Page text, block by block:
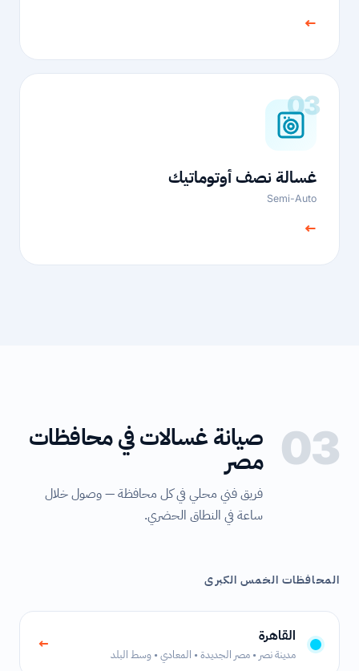
←
03
غسالة نصف أوتوماتيك
Semi-Auto
←
03 صيانة غسالات في محافظات
مصر
فريق فني محلي في كل محافظة — وصول خلال
ساعة في النطاق الحضري.
المحافظات الخمس الكبرى
القاهرة
مدينة نصر • مصر الجديدة • المعادي • وسط البلد
←